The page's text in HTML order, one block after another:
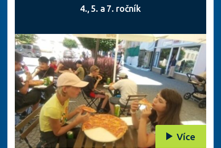
4., 5. a 7. ročník
Více